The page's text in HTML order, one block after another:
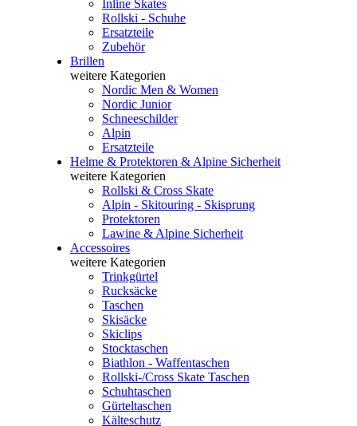
Inline Skates
Rollski - Schuhe
Ersatzteile
Zubehör
Brillen
weitere Kategorien
Nordic Men & Women
Nordic Junior
Schneeschilder
Alpin
Ersatzteile
Helme & Protektoren & Alpine Sicherheit
weitere Kategorien
Rollski & Cross Skate
Alpin - Skitouring - Skisprung
Protektoren
Lawine & Alpine Sicherheit
Accessoires
weitere Kategorien
Trinkgürtel
Rucksäcke
Taschen
Skisäcke
Skiclips
Stocktaschen
Biathlon - Waffentaschen
Rollski-/Cross Skate Taschen
Schuhtaschen
Gürteltaschen
Kälteschutz